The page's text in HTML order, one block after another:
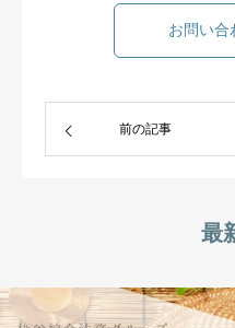
お問い合
前の記事
最